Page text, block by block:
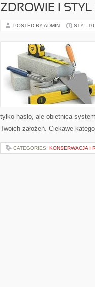
ZDROWIE I
POSTED BY ADMIN STY -
tylko hasło, ale obietnica
Twoich założeń. Ciekawe
CATEGORIES: KONSERWACJA I